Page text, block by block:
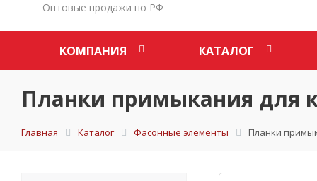
Оптовые продажи по РФ
КОМПАНИЯ КАТАЛОГ
Планки примыкания для
Главная Каталог Фасонные элементы Планки